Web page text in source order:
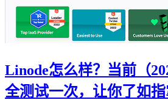
Linode怎么样？当前（
全测试一次，让你了如指